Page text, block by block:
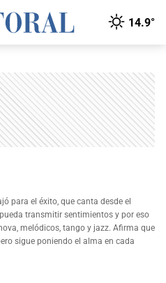
14.9°
para el éxito, que canta desde el
transmitir sentimientos y por eso
melódicos, tango y jazz. Afirma que
sigue poniendo el alma en cada